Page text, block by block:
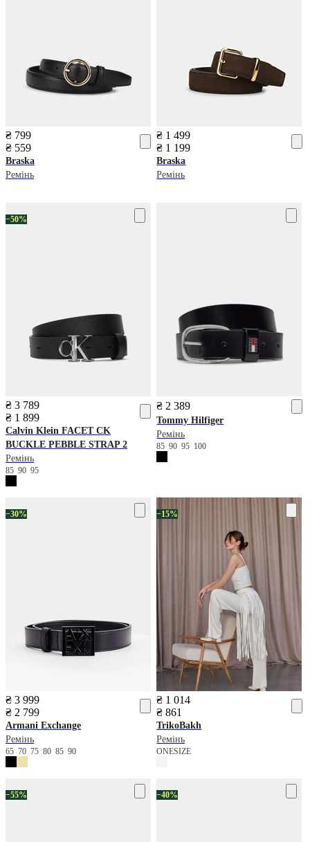
₴ 799
₴ 559
Braska
Ремінь
₴ 1 499
₴ 1 199
Braska
Ремінь
−50%
₴ 3 789
₴ 1 899
Calvin Klein FACET CK
BUCKLE PEBBLE STRAP 2
Ремінь
85 90 95
₴ 2 389
Tommy Hilfiger
Ремінь
859095 100
−30%
₴ 3 999
₴ 2 799
Armani Exchange
Ремінь
65 70 75 80 85 90
−15%
₴ 1 014
₴ 861
TrikoBakh
Ремінь
ONESIZE
−55% −40%